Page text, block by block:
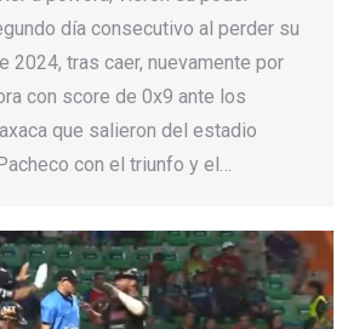
día consecutivo al perder su
2024, tras caer, nuevamente por
con score de 0x9 ante los
que salieron del estadio
con el triunfo y el…